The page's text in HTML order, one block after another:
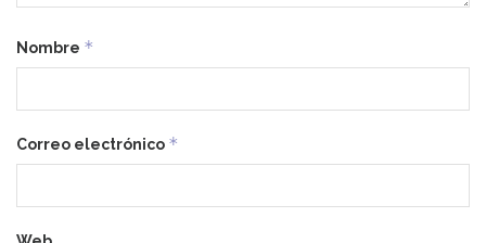
Nombre *
Correo electrónico *